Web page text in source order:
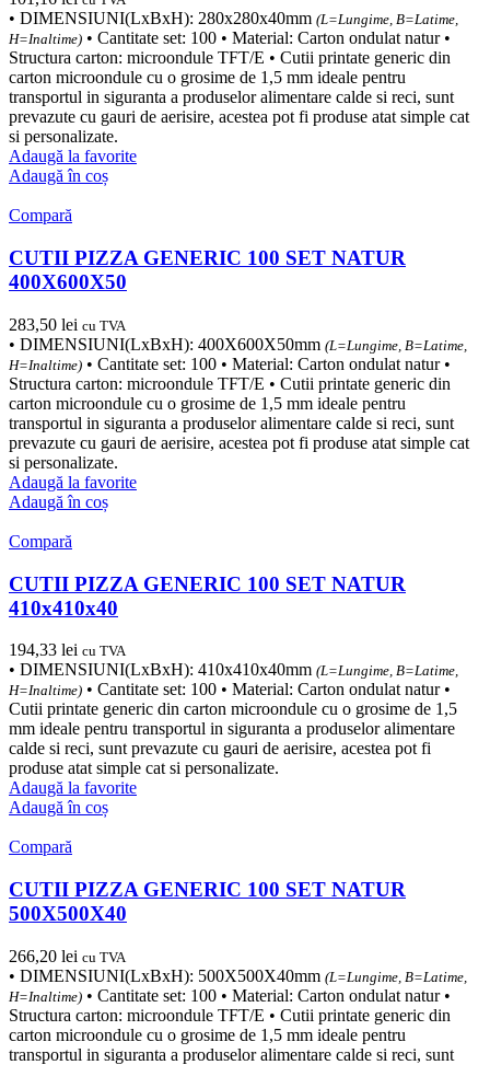
• DIMENSIUNI(LxBxH): 280x280x40mm (L=Lungime, B=Latime,
H=Inaltime) • Cantitate set: 100 • Material: Carton ondulat natur •
Structura carton: microondule TFT/E • Cutii printate generic din
carton microondule cu o grosime de 1,5 mm ideale pentru
transportul in siguranta a produselor alimentare calde si reci, sunt
prevazute cu gauri de aerisire, acestea pot fi produse atat simple cat
si personalizate.
Adaugă la favorite
Adaugă în coș
Compară
CUTII PIZZA GENERIC 100 SET NATUR
400X600X50
283,50 lei cu TVA
• DIMENSIUNI(LxBxH): 400X600X50mm (L=Lungime, B=Latime,
H=Inaltime) • Cantitate set: 100 • Material: Carton ondulat natur •
Structura carton: microondule TFT/E • Cutii printate generic din
carton microondule cu o grosime de 1,5 mm ideale pentru
transportul in siguranta a produselor alimentare calde si reci, sunt
prevazute cu gauri de aerisire, acestea pot fi produse atat simple cat
si personalizate.
Adaugă la favorite
Adaugă în coș
Compară
CUTII PIZZA GENERIC 100 SET NATUR
410x410x40
194,33 lei cu TVA
• DIMENSIUNI(LxBxH): 410x410x40mm (L=Lungime, B=Latime,
H=Inaltime) • Cantitate set: 100 • Material: Carton ondulat natur •
Cutii printate generic din carton microondule cu o grosime de 1,5
mm ideale pentru transportul in siguranta a produselor alimentare
calde si reci, sunt prevazute cu gauri de aerisire, acestea pot fi
produse atat simple cat si personalizate.
Adaugă la favorite
Adaugă în coș
Compară
CUTII PIZZA GENERIC 100 SET NATUR
500X500X40
266,20 lei cu TVA
• DIMENSIUNI(LxBxH): 500X500X40mm (L=Lungime, B=Latime,
H=Inaltime) • Cantitate set: 100 • Material: Carton ondulat natur •
Structura carton: microondule TFT/E • Cutii printate generic din
carton microondule cu o grosime de 1,5 mm ideale pentru
transportul in siguranta a produselor alimentare calde si reci, sunt